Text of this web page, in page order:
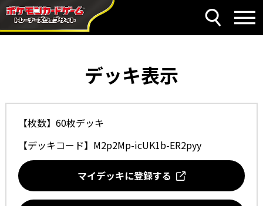
デッキ表示
【枚数】60枚デッキ
【デッキコード】 M2p2Mp-icUK1b-ER2pyy
マイデッキに登録する